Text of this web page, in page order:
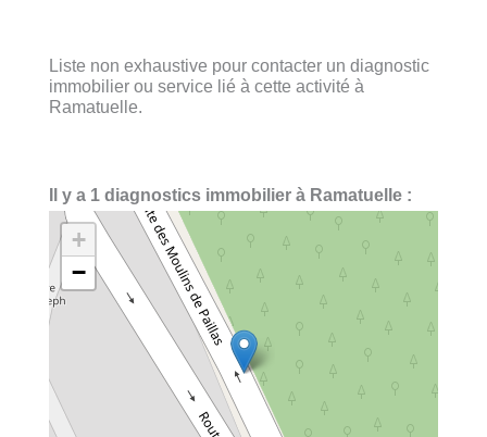
Liste non exhaustive pour contacter un diagnostic
immobilier ou service lié à cette activité à
Ramatuelle.
Il y a 1 diagnostics immobilier à Ramatuelle :
+
−